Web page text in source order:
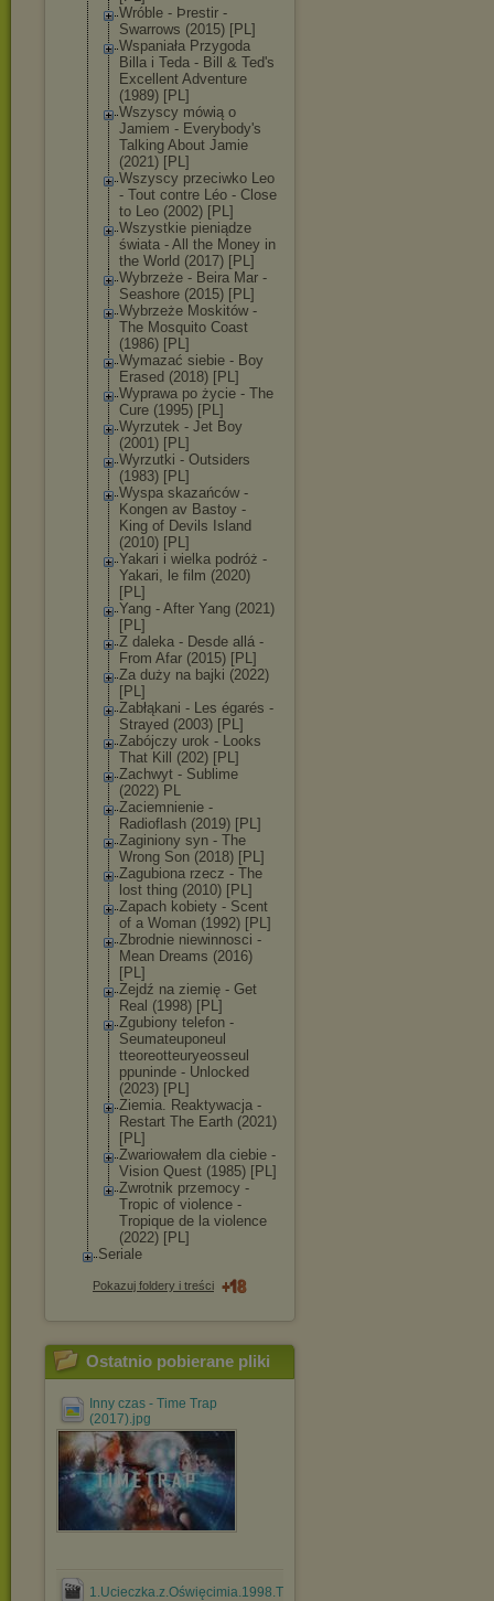
Wróble - Þrestir -
Swarrows (2015) [PL]
Wspaniała Przygoda
Billa i Teda - Bill & Ted's
Excellent Adventure
(1989) [PL]
Wszyscy mówią o
Jamiem - Everybody's
Talking About Jamie
(2021) [PL]
Wszyscy przeciwko Leo
- Tout contre Léo - Close
to Leo (2002) [PL]
Wszystkie pieniądze
świata - All the Money in
the World (2017) [PL]
Wybrzeże - Beira Mar -
Seashore (2015) [PL]
Wybrzeże Moskitów -
The Mosquito Coast
(1986) [PL]
Wymazać siebie - Boy
Erased (2018) [PL]
Wyprawa po życie - The
Cure (1995) [PL]
Wyrzutek - Jet Boy
(2001) [PL]
Wyrzutki - Outsiders
(1983) [PL]
Wyspa skazańców -
Kongen av Bastoy -
King of Devils Island
(2010) [PL]
Yakari i wielka podróż -
Yakari, le film (2020)
[PL]
Yang - After Yang (2021)
[PL]
Z daleka - Desde allá -
From Afar (2015) [PL]
Za duży na bajki (2022)
[PL]
Zabłąkani - Les égarés -
Strayed (2003) [PL]
Zabójczy urok - Looks
That Kill (202) [PL]
Zachwyt - Sublime
(2022) PL
Zaciemnienie -
Radioflash (2019) [PL]
Zaginiony syn - The
Wrong Son (2018) [PL]
Zagubiona rzecz - The
lost thing (2010) [PL]
Zapach kobiety - Scent
of a Woman (1992) [PL]
Zbrodnie niewinnosci -
Mean Dreams (2016)
[PL]
Zejdź na ziemię - Get
Real (1998) [PL]
Zgubiony telefon -
Seumateuponeul
tteoreotteuryeosseul
ppuninde - Unlocked
(2023) [PL]
Ziemia. Reaktywacja -
Restart The Earth (2021)
[PL]
Zwariowałem dla ciebie -
Vision Quest (1985) [PL]
Zwrotnik przemocy -
Tropic of violence -
Tropique de la violence
(2022) [PL]
Seriale
Pokazuj foldery i treści
Ostatnio pobierane pliki
Inny czas - Time Trap
(2017).jpg
1.Ucieczka.z.Oświęcimia.1998.TVRip.XviD.avi